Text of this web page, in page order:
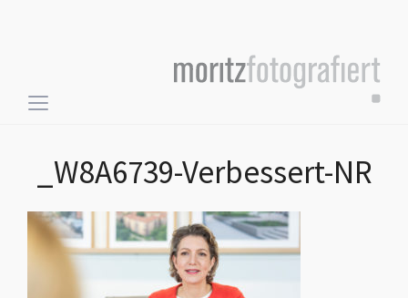
Toggle
navigation
_W8A6739-Verbessert-NR